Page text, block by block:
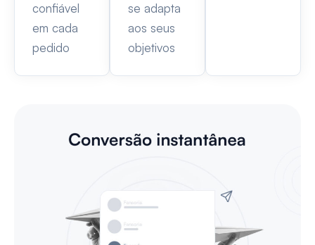
confiável
em cada
pedido
se adapta
aos seus
objetivos